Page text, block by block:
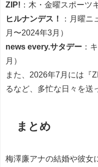
ZIP! ：木・金曜スポーツ
ヒルナンデス！
：月曜
月〜2024年3月）
news every.サタデー ：
月）
また、2026年7月には『
るなど、多忙な日々を送
まとめ
梅澤廉アナの結婚や彼女